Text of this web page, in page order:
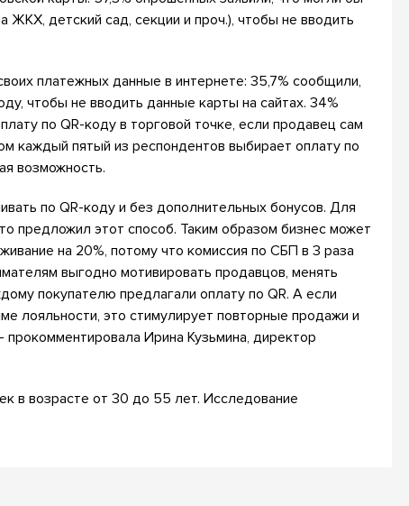
ЖКХ, детский сад, секции и проч.), чтобы не вводить
платежных данные в интернете: 35,7% сообщили,
чтобы не вводить данные карты на сайтах. 34%
по QR-коду в торговой точке, если продавец сам
каждый пятый из респондентов выбирает оплату по
возможность.
по QR-коду и без дополнительных бонусов. Для
предложил этот способ. Таким образом бизнес может
на 20%, потому что комиссия по СБП в 3 раза
выгодно мотивировать продавцов, менять
покупателю предлагали оплату по QR. А если
лояльности, это стимулирует повторные продажи и
Ирина Кузьмина, директор
в возрасте от 30 до 55 лет. Исследование